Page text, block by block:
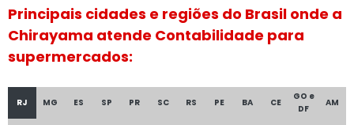
Assessoria contábil em osasco
Assessoria contábil para supermercados
Contabilidade especializada em supermercados
Principais cidades e regiões do Brasil onde a
Chirayama atende Contabilidade para
supermercados:
RJ MG ES SP PR SC RS PE BA CE
GO e
DF
AM